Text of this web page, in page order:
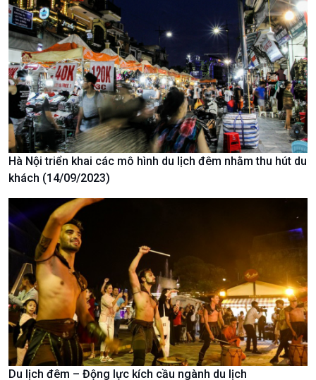
Xã hội
Tin Đời sống & Xã hội
360 độ Sức khỏe
Chuyển đổi Xanh
Tài nguyên và Môi trường
Chuyên gia của bạn
Xã hội chuyển động
Bước chân đến trường
Khoa học & Công nghệ
Tin Khoa học & Công nghệ
Kết nối công nghệ
Sống chung với biến đổi
khí hậu
Văn hoá & Du lịch
Tin Văn hoá & Du lịch
Multimedia
Ảnh
Hà Nội triển khai các mô hình du lịch đêm nhằm thu hút du
khách (14/09/2023)
Du lịch đêm – Động lực kích cầu ngành du lịch